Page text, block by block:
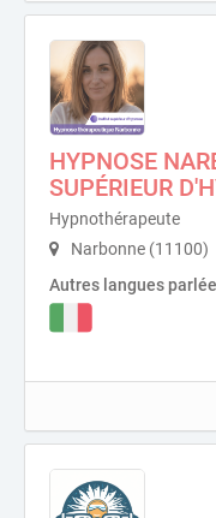
HYPNOSE
SUPÉRIEUR
Hypnothérapeute
Narbonne (11100)
Autres langues